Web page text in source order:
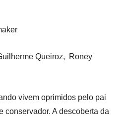
Queiroz, Roney
vivem oprimidos pelo pai
conservador. A descoberta da